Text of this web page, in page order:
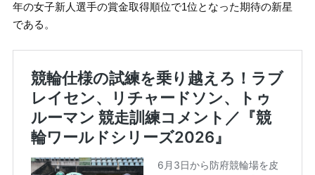
年の女子新人選手の賞金取得順位で1位となった期待の新星
である。